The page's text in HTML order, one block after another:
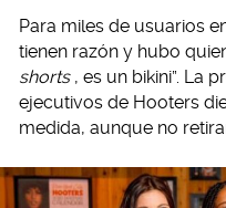
Para miles de usuarios
tienen razón y hubo
shorts , es un bikini”. La
ejecutivos de Hooters
medida, aunque no